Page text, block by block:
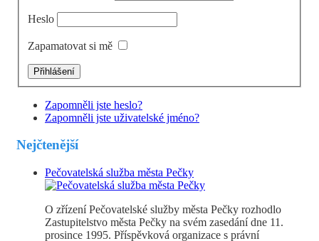
Heslo
Zapamatovat si mě
Zapomněli jste heslo?
Zapomněli jste uživatelské jméno?
Nejčtenější
Pečovatelská služba města Pečky
O zřízení Pečovatelské služby města Pečky rozhodlo
Zastupitelstvo města Pečky na svém zasedání dne 11.
prosince 1995. Příspěvková organizace s právní